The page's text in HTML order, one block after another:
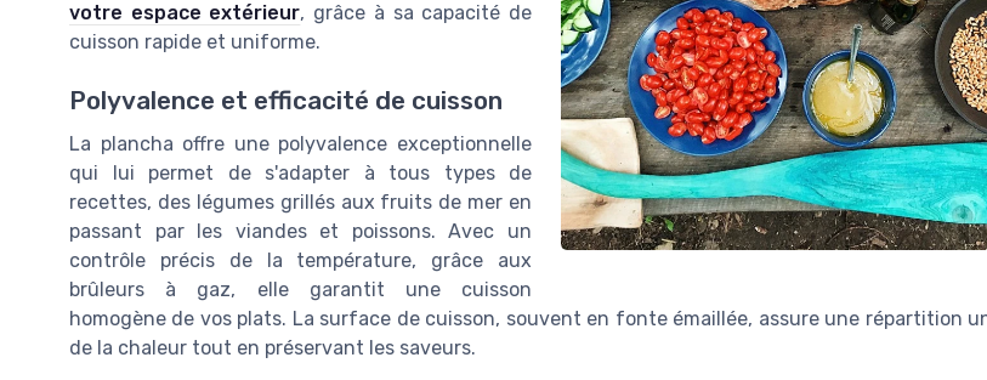
votre espace extérieur, grâce à sa capacité de
cuisson rapide et uniforme.
Polyvalence et efficacité de cuisson
La plancha offre une polyvalence exceptionnelle
qui lui permet de s'adapter à tous types de
recettes, des légumes grillés aux fruits de mer en
passant par les viandes et poissons. Avec un
contrôle précis de la température, grâce aux
brûleurs à gaz, elle garantit une cuisson
homogène de vos plats. La surface de cuisson, souvent en fonte émaillée, assure une répartition
de la chaleur tout en préservant les saveurs.